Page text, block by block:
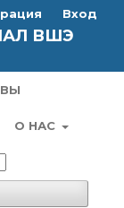
ВШЭ
О НАС
Вход